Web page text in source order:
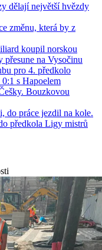
dělají největší hvězdy
změnu, která by z
koupil norskou
přesune na Vysočinu
pro 4. předkolo
s Hapoelem
Bouzkovou
do práce jezdil na kole.
předkola Ligy mistrů